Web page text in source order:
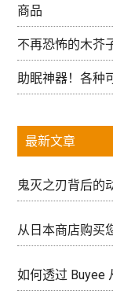
商品
不再恐怖的木芥
助眠神器！各种
最新文章
鬼灭之刃背后的
从日本商店购买
如何透过 Buyee